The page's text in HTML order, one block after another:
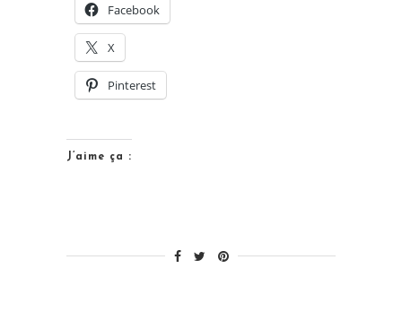
Facebook
X
Pinterest
J’aime ça :